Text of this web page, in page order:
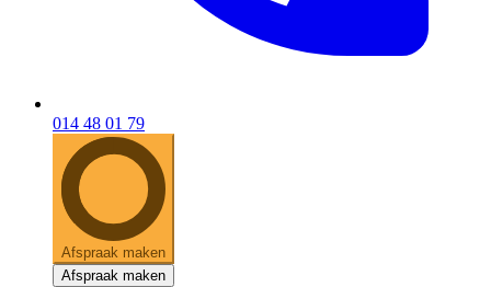
014 48 01 79
Afspraak maken
Afspraak maken